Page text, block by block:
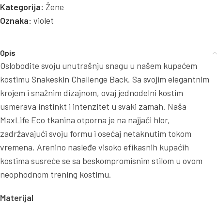
Kategorija: Žene
Oznaka: violet
Opis
Oslobodite svoju unutrašnju snagu u našem kupaćem
kostimu Snakeskin Challenge Back. Sa svojim elegantnim
krojem i snažnim dizajnom, ovaj jednodelni kostim
usmerava instinkt i intenzitet u svaki zamah. Naša
MaxLife Eco tkanina otporna je na najjači hlor,
zadržavajući svoju formu i osećaj netaknutim tokom
vremena. Arenino nasleđe visoko efikasnih kupaćih
kostima susreće se sa beskompromisnim stilom u ovom
neophodnom trening kostimu.
Materijal